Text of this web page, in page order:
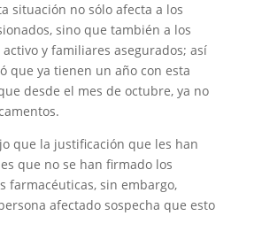
situación no sólo afecta a los
sino que también a los
y familiares asegurados; así
que ya tienen un año con esta
desde el mes de octubre, ya no
que la justificación que les han
que no se han firmado los
farmacéuticas, sin embargo,
afectado sospecha que esto